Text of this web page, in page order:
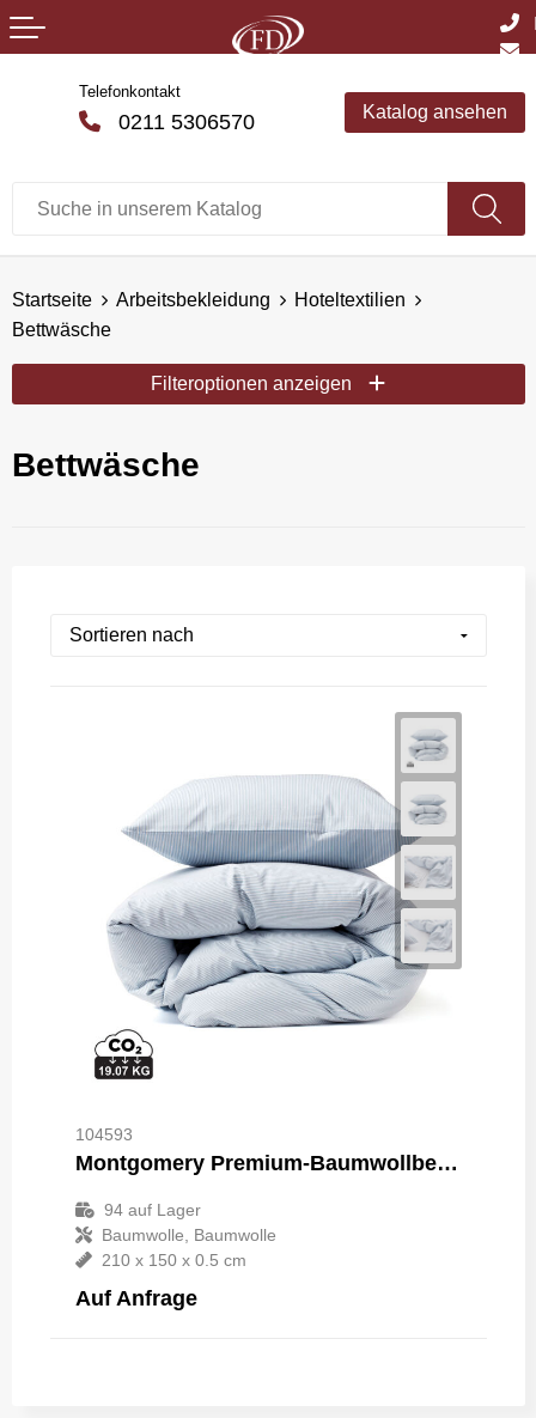
Telefonkontakt
0211 5306570 Katalog ansehen
Startseite Arbeitsbekleidung
Hoteltextilien
Bettwäsche
Filteroptionen anzeigen
Bettwäsche
104593
Montgomery Premium-Baumwollbettwäsche, 4er-Set
94auf Lager
Baumwolle, Baumwolle
210 x 150 x 0.5 cm
Auf Anfrage